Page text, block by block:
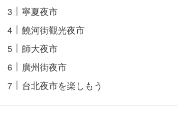
寧夏夜市
饒河街觀光夜市
師大夜市
廣州街夜市
台北夜市を楽しもう